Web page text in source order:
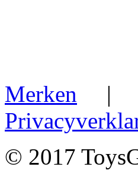
Merken |
© 2017